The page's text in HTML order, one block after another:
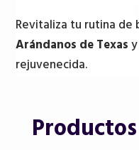
Revitaliza tu rutina de
Arándanos de Texas
rejuvenecida.